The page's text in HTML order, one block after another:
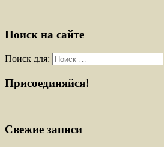
Поиск на сайте
Поиск для:
Присоединяйся!
Свежие записи